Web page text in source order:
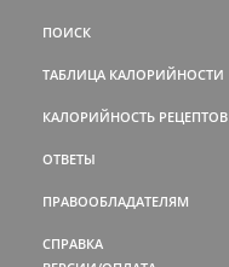
ПОИСК
ТАБЛИЦА КАЛОРИЙНОСТИ
КАЛОРИЙНОСТЬ РЕЦЕПТОВ
ОТВЕТЫ
ПРАВООБЛАДАТЕЛЯМ
СПРАВКА